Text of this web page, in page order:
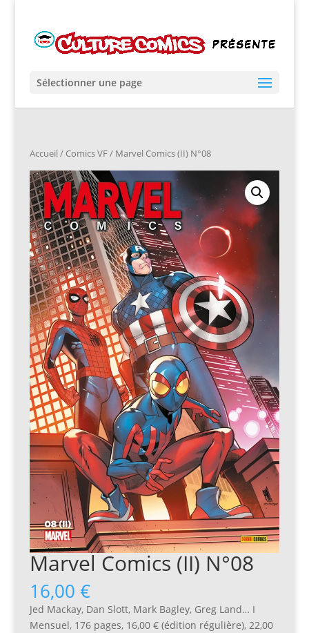
Sélectionner une page
Accueil / Comics VF/ Marvel Comics (II) N°08
Marvel Comics (II) N°08
16,00 €
Jed Mackay, Dan Slott, Mark Bagley, Greg Land… I
Mensuel, 176 pages, 16,00 € (édition régulière), 22,00